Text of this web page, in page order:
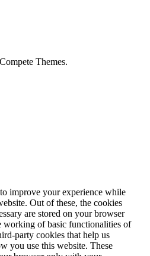
Themes.
improve your experience while
Out of these, the cookies
are stored on your browser
working of basic functionalities of
party cookies that help us
you use this website. These